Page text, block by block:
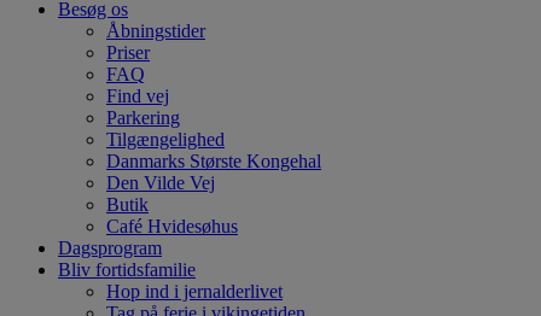
Besøg os
Åbningstider
Priser
FAQ
Find vej
Parkering
Tilgængelighed
Danmarks Største Kongehal
Den Vilde Vej
Butik
Café Hvidesøhus
Dagsprogram
Bliv fortidsfamilie
Hop ind i jernalderlivet